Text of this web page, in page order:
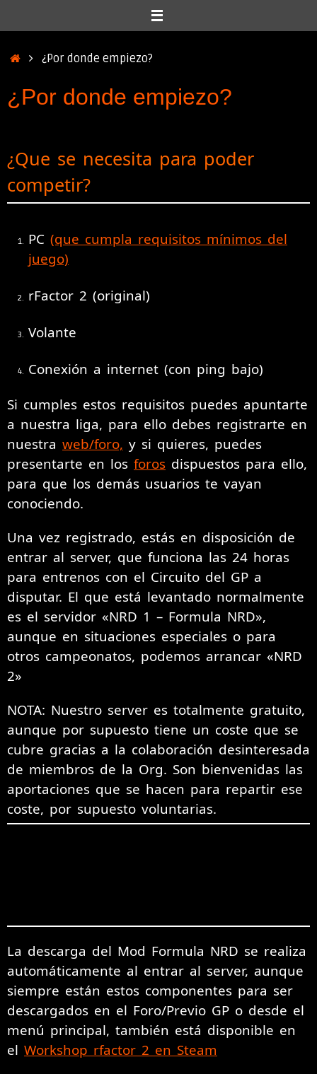
Inicio¿Por donde empiezo?
¿Por donde empiezo?
¿Que se necesita para poder
competir?
PC (que cumpla requisitos mínimos del
juego)
rFactor 2 (original)
Volante
Conexión a internet (con ping bajo)
Si cumples estos requisitos puedes apuntarte
a nuestra liga, para ello debes registrarte en
nuestra web/foro, y si quieres, puedes
presentarte en los foros dispuestos para ello,
para que los demás usuarios te vayan
conociendo.
Una vez registrado, estás en disposición de
entrar al server, que funciona las 24 horas
para entrenos con el Circuito del GP a
disputar. El que está levantado normalmente
es el servidor «NRD 1 – Formula NRD»,
aunque en situaciones especiales o para
otros campeonatos, podemos arrancar «NRD
2»
NOTA: Nuestro server es totalmente gratuito,
aunque por supuesto tiene un coste que se
cubre gracias a la colaboración desinteresada
de miembros de la Org. Son bienvenidas las
aportaciones que se hacen para repartir ese
coste, por supuesto voluntarias.
La descarga del Mod Formula NRD se realiza
automáticamente al entrar al server, aunque
siempre están estos componentes para ser
descargados en el Foro/Previo GP o desde el
menú principal, también está disponible en
el Workshop rfactor 2 en Steam